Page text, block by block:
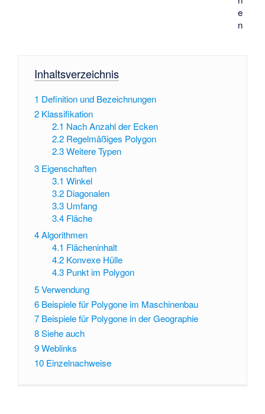
e
n
Inhaltsverzeichnis
1 Definition und Bezeichnungen
2 Klassifikation
2.1 Nach Anzahl der Ecken
2.2 Regelmäßiges Polygon
2.3 Weitere Typen
3 Eigenschaften
3.1 Winkel
3.2 Diagonalen
3.3 Umfang
3.4 Fläche
4Algorithmen
4.1 Flächeninhalt
4.2 Konvexe Hülle
4.3 Punkt im Polygon
5Verwendung
6 Beispiele für Polygone im Maschinenbau
7 Beispiele für Polygone in der Geographie
8Siehe auch
9Weblinks
10 Einzelnachweise